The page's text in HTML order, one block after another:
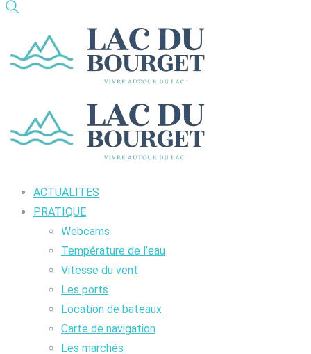
ACTUALITES
PRATIQUE
Webcams
Température de l’eau
Vitesse du vent
Les ports
Location de bateaux
Carte de navigation
Les marchés